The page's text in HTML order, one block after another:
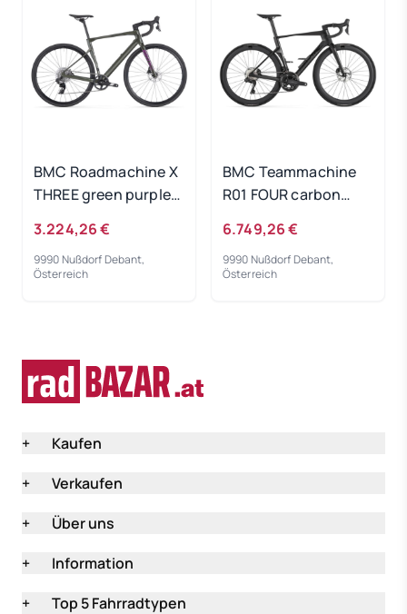
BMC Roadmachine X
THREE green purple
3.224,26 €
9990 Nußdorf Debant,
Österreich
BMC Teammachine
R01 FOUR carbon
6.749,26 €
9990 Nußdorf Debant,
Österreich
+
Kaufen
+
Verkaufen
+
Über uns
+
Information
+
Top 5 Fahrradtypen